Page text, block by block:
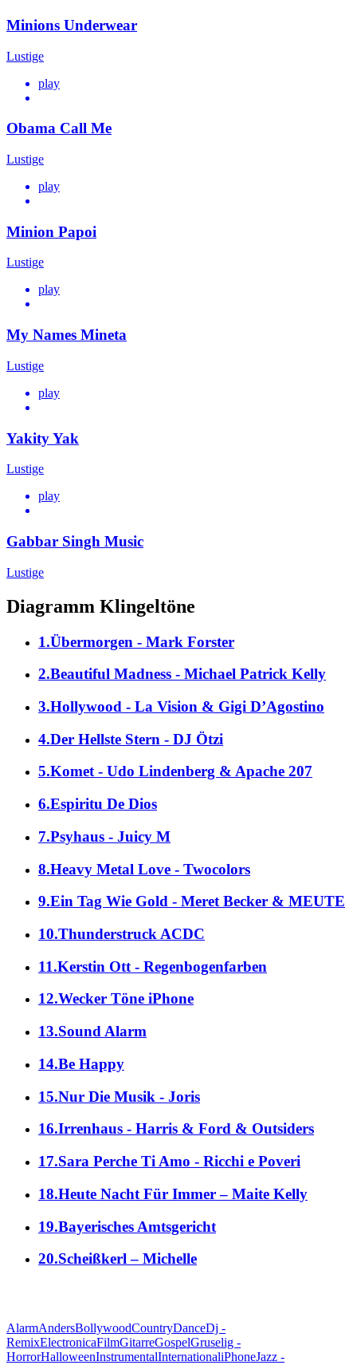
Minions Underwear
Lustige
play
Obama Call Me
Lustige
play
Minion Papoi
Lustige
play
My Names Mineta
Lustige
play
Yakity Yak
Lustige
play
Gabbar Singh Music
Lustige
Diagramm Klingeltöne
1.Übermorgen - Mark Forster
2.Beautiful Madness - Michael Patrick Kelly
3.Hollywood - La Vision & Gigi D’Agostino
4.Der Hellste Stern - DJ Ötzi
5.Komet - Udo Lindenberg & Apache 207
6.Espiritu De Dios
7.Psyhaus - Juicy M
8.Heavy Metal Love - Twocolors
9.Ein Tag Wie Gold - Meret Becker & MEUTE
10.Thunderstruck ACDC
11.Kerstin Ott - Regenbogenfarben
12.Wecker Töne iPhone
13.Sound Alarm
14.Be Happy
15.Nur Die Musik - Joris
16.Irrenhaus - Harris & Ford & Outsiders
17.Sara Perche Ti Amo - Ricchi e Poveri
18.Heute Nacht Für Immer – Maite Kelly
19.Bayerisches Amtsgericht
20.Scheißkerl – Michelle
AlarmAndersBollywoodCountryDanceDj -
RemixElectronicaFilmGitarreGospelGruselig -
HorrorHalloweenInstrumentalInternationaliPhoneJazz -